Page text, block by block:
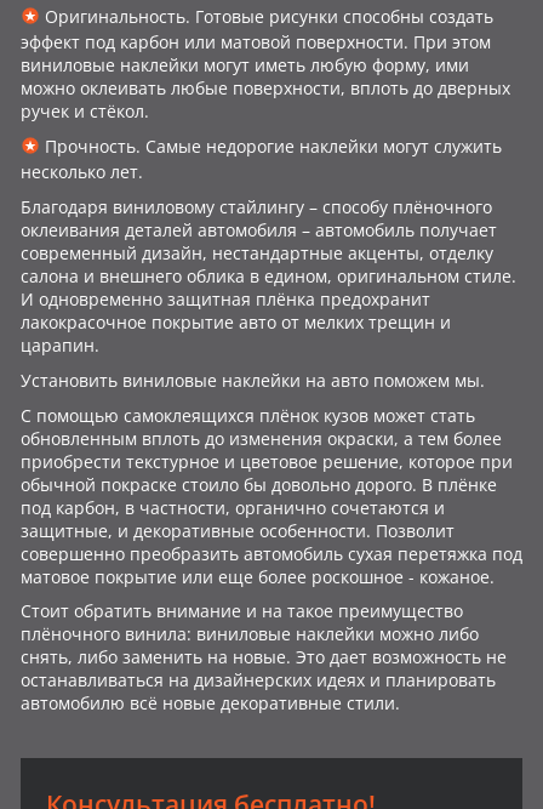
Оригинальность. Готовые рисунки способны создать
эффект под карбон или матовой поверхности. При этом
виниловые наклейки могут иметь любую форму, ими
можно оклеивать любые поверхности, вплоть до дверных
ручек и стёкол.
Прочность. Самые недорогие наклейки могут служить
несколько лет.
Благодаря виниловому стайлингу – способу плёночного
оклеивания деталей автомобиля – автомобиль получает
современный дизайн, нестандартные акценты, отделку
салона и внешнего облика в едином, оригинальном стиле.
И одновременно защитная плёнка предохранит
лакокрасочное покрытие авто от мелких трещин и
царапин.
Установить виниловые наклейки на авто поможем мы.
С помощью самоклеящихся плёнок кузов может стать
обновленным вплоть до изменения окраски, а тем более
приобрести текстурное и цветовое решение, которое при
обычной покраске стоило бы довольно дорого. В плёнке
под карбон, в частности, органично сочетаются и
защитные, и декоративные особенности. Позволит
совершенно преобразить автомобиль сухая перетяжка под
матовое покрытие или еще более роскошное - кожаное.
Стоит обратить внимание и на такое преимущество
плёночного винила: виниловые наклейки можно либо
снять, либо заменить на новые. Это дает возможность не
останавливаться на дизайнерских идеях и планировать
автомобилю всё новые декоративные стили.